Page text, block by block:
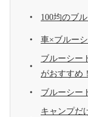
100均のブ
車×ブルー
ブルーシー
がおすすめ！
ブルーシー
キャンプだ